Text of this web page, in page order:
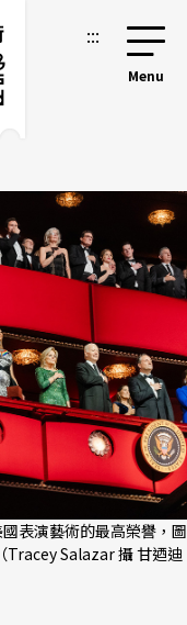
:::
表演藝術的最高榮譽，圖
Tracey Salazar 攝 甘迺迪